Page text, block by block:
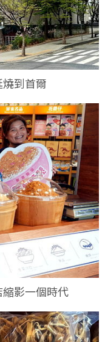
到首爾
影一個時代